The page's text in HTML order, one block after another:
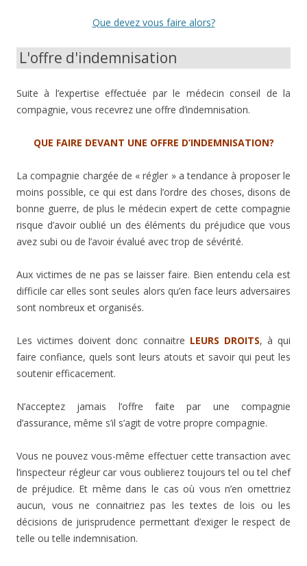
Que devez vous faire alors?
L'offre d'indemnisation
Suite à l’expertise effectuée par le médecin conseil de la
compagnie, vous recevrez une offre d’indemnisation.
QUE FAIRE DEVANT UNE OFFRE D’INDEMNISATION?
La compagnie chargée de « régler » a tendance à proposer le
moins possible, ce qui est dans l’ordre des choses, disons de
bonne guerre, de plus le médecin expert de cette compagnie
risque d’avoir oublié un des éléments du préjudice que vous
avez subi ou de l’avoir évalué avec trop de sévérité.
Aux victimes de ne pas se laisser faire. Bien entendu cela est
difficile car elles sont seules alors qu’en face leurs adversaires
sont nombreux et organisés.
Les victimes doivent donc connaitre LEURS DROITS, à qui
faire confiance, quels sont leurs atouts et savoir qui peut les
soutenir efficacement.
N’acceptez jamais l’offre faite par une compagnie
d’assurance, même s’il s’agit de votre propre compagnie.
Vous ne pouvez vous-même effectuer cette transaction avec
l’inspecteur régleur car vous oublierez toujours tel ou tel chef
de préjudice. Et même dans le cas où vous n’en omettriez
aucun, vous ne connaitriez pas les textes de lois ou les
décisions de jurisprudence permettant d’exiger le respect de
telle ou telle indemnisation.